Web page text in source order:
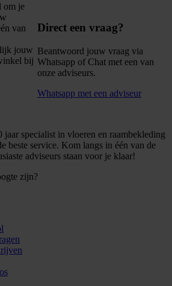
om je
van
jouw
bij
Direct een vraag?
Beantwoord jouw vraag via
Whatsapp of Chat met een van
onze adviseurs.
Whatsapp met een adviseur
jaar specialist in vloeren en raambekleding
beste service. Kom langs in één van de
adviseurs staan voor je klaar!
zijn?